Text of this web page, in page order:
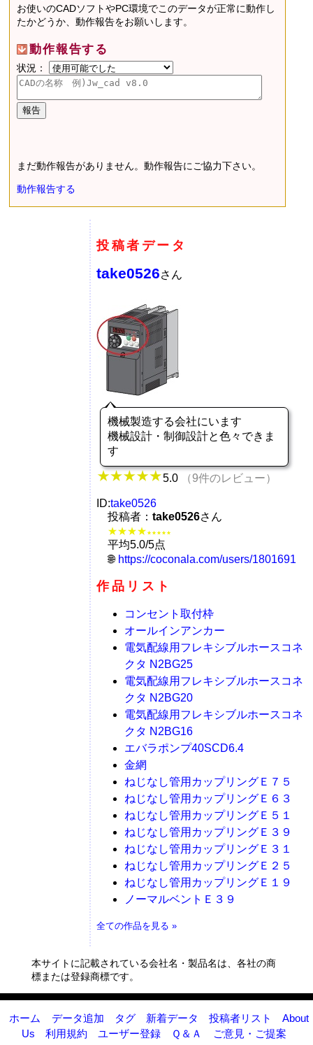
お使いのCADソフトやPC環境でこのデータが正常に動作し
たかどうか、動作報告をお願いします。
動作報告する
状況：
まだ動作報告がありません。動作報告にご協力下さい。
動作報告する
投稿者データ
take0526さん
機械製造する会社にいます
機械設計・制御設計と色々できま
す
5.0 （9件のレビュー）
ID:take0526
投稿者： take0526さん
★★★★ ★★★★★
平均5.0/5点
https://coconala.com/users/1801691
作品リスト
コンセント取付枠
オールインアンカー
電気配線用フレキシブルホースコネ
クタ N2BG25
電気配線用フレキシブルホースコネ
クタ N2BG20
電気配線用フレキシブルホースコネ
クタ N2BG16
エバラポンプ40SCD6.4
金網
ねじなし管用カップリングＥ７５
ねじなし管用カップリングＥ６３
ねじなし管用カップリングＥ５１
ねじなし管用カップリングＥ３９
ねじなし管用カップリングＥ３１
ねじなし管用カップリングＥ２５
ねじなし管用カップリングＥ１９
ノーマルベントＥ３９
全ての作品を見る »
本サイトに記載されている会社名・製品名は、各社の商
標または登録商標です。
ホーム データ追加 タグ 新着データ 投稿者リスト
About
Us
利用規約 ユーザー登録 Ｑ＆Ａ ご意見・ご提案